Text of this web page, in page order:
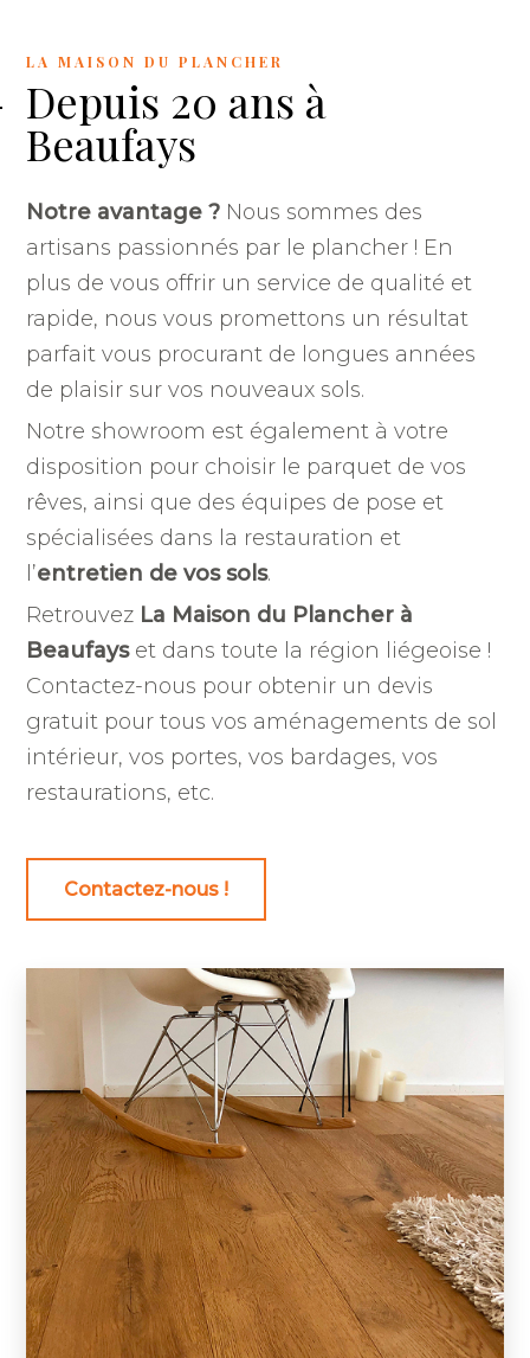
LA MAISON DU PLANCHER
Depuis 20 ans à
Beaufays
Notre avantage ? Nous sommes des
artisans passionnés par le plancher ! En
plus de vous offrir un service de qualité et
rapide, nous vous promettons un résultat
parfait vous procurant de longues années
de plaisir sur vos nouveaux sols.
Notre showroom est également à votre
disposition pour choisir le parquet de vos
rêves, ainsi que des équipes de pose et
spécialisées dans la restauration et
l’entretien de vos sols.
Retrouvez La Maison du Plancher à
Beaufayset dans toute la région liégeoise !
Contactez-nous pour obtenir un devis
gratuit pour tous vos aménagements de sol
intérieur, vos portes, vos bardages, vos
restaurations, etc.
Contactez-nous !